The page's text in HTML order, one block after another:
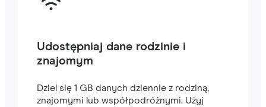
Udostępniaj dane rodzinie i
znajomym
Dziel się 1 GB danych dziennie z rodziną,
znajomymi lub współpodróżnymi. Użyj